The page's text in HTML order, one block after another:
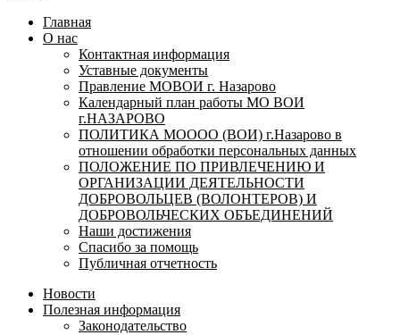
Главная
О нас
Контактная информация
Уставные документы
Правление МОВОИ г. Назарово
Календарный план работы МО ВОИ
г.НАЗАРОВО
ПОЛИТИКА МОООО (ВОИ) г.Назарово в
отношении обработки персональных данных
ПОЛОЖЕНИЕ ПО ПРИВЛЕЧЕНИЮ И
ОРГАНИЗАЦИИ ДЕЯТЕЛЬНОСТИ
ДОБРОВОЛЬЦЕВ (ВОЛОНТЕРОВ) И
ДОБРОВОЛЬЧЕСКИХ ОБЪЕДИНЕНИЙ
Наши достижения
Спасибо за помощь
Публичная отчетность
Новости
Полезная информация
Законодательство